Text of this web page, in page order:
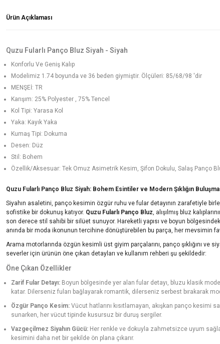
Ürün Açıklaması
Quzu Fularlı Panço Bluz Siyah - Siyah
Konforlu Ve Geniş Kalıp
Modelimiz 1.74 boyunda ve 36 beden giymiştir. Ölçüleri: 85/68/98 'dir
MENŞEİ: TR
Karışım: 25% Polyester , 75% Tencel
Kol Tipi: Yarasa Kol
Yaka: Kayık Yaka
Kumaş Tipi: Dokuma
Desen: Düz
Stil: Bohem
Özellik/Aksesuar: Tek Omuz Asimetrik Kesim, Şifon Dokulu, Salaş Panço
Quzu Fularlı Panço Bluz Siyah: Bohem Esintiler ve Modern Şıklığın
Siyahın asaletini, panço kesimin özgür ruhu ve fular detayının zarafetiyle
sofistike bir dokunuş katıyor. Quzu Fularlı Panço Bluz, alışılmış bluz
son derece stil sahibi bir silüet sunuyor. Hareketli yapısı ve boyun
anında bir moda ikonunun tercihine dönüştürebilen bu parça, her mevsimin
Arama motorlarında özgün kesimli üst giyim parçalarını, panço şıklığını ve
severler için ürünün öne çıkan detayları ve kullanım rehberi şu şekildedir:
Öne Çıkan Özellikler
Zarif Fular Detayı: Boyun bölgesinde yer alan fular detayı, bluzu klasik
katar. Dilerseniz fuları bağlayarak romantik, dilerseniz serbest bırakarak
Özgür Panço Kesim: Vücut hatlarını kısıtlamayan, akışkan panço kesimi
sunarken, her vücut tipinde kusursuz bir duruş sergiler.
Vazgeçilmez Siyahın Gücü: Her renkle ve dokuyla zahmetsizce uyum
kesimini daha net bir şekilde ön plana çıkarır.